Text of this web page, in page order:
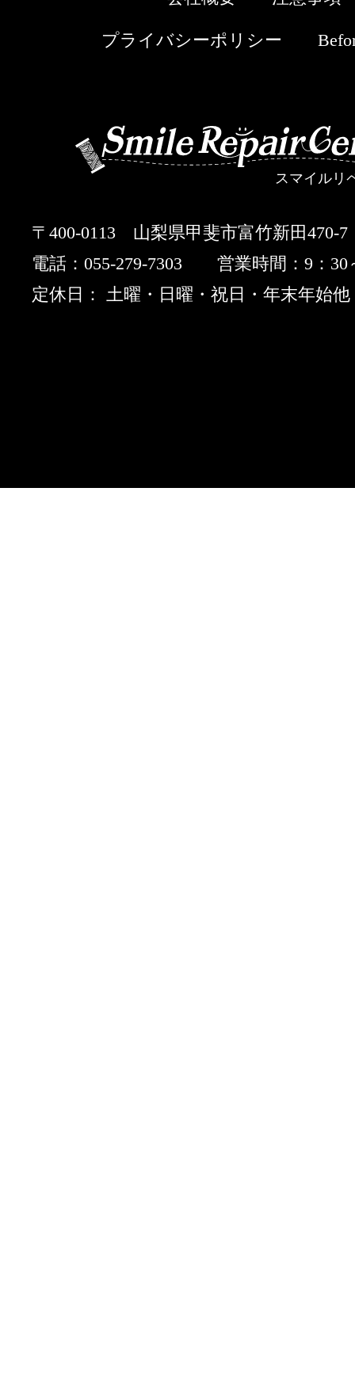
プライバシーポリシー
スマイルリ
〒400-0113 山梨県甲斐市富竹新田470-7
電話：055-279-7303 営業時間：9：30
定休日： 土曜・日曜・祝日・年末年始他